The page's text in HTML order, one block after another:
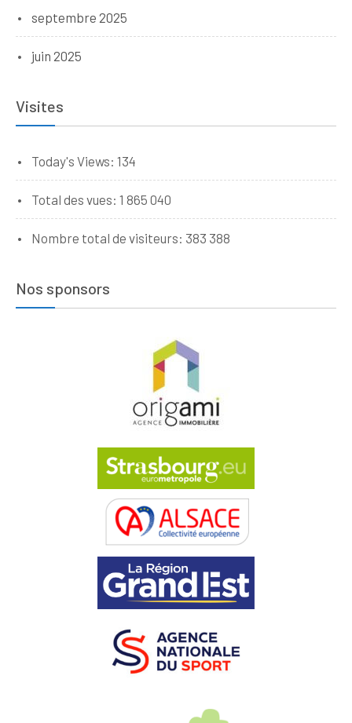
septembre 2025
juin 2025
Visites
Today's Views: 134
Total des vues: 1 865 040
Nombre total de visiteurs: 383 388
Nos sponsors